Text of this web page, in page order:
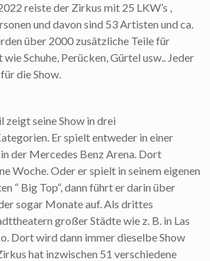
reiste der Zirkus mit 25 LKW’s ,
und davon sind 53 Artisten und ca.
über 2000 zusätzliche Teile für
Schuhe, Perücken, Gürtel usw.. Jeder
die Show.
zeigt seine Show in drei
Er spielt entweder in einer
der Mercedes Benz Arena. Dort
Woche. Oder er spielt in seinem eigenen
“ Big Top“, dann führt er darin über
sogar Monate auf. Als drittes
großer Städte wie z. B. in Las
Dort wird dann immer dieselbe Show
hat inzwischen 51 verschiedene